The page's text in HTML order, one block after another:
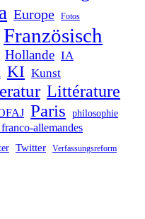
Europe Fotos
Französisch
Hollande IA
KI Kunst
Littérature
Paris philosophie
allemandes
Twitter Verfassungsreform